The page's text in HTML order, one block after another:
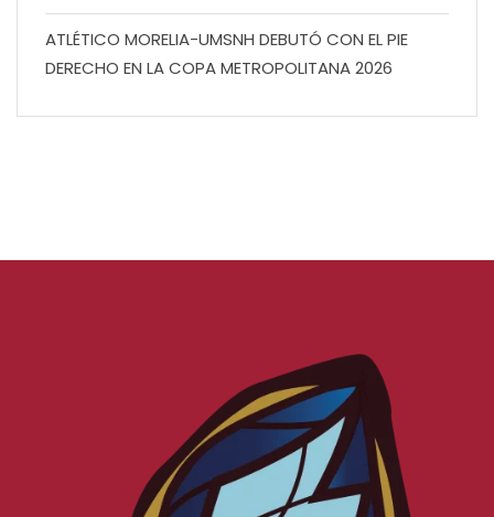
ATLÉTICO MORELIA-UMSNH DEBUTÓ CON EL PIE
DERECHO EN LA COPA METROPOLITANA 2026